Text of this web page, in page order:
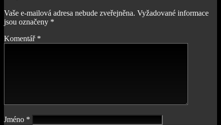
Vaše e-mailová adresa nebude zveřejněna. Vyžadované informace
jsou označeny *
Komentář *
Jméno *